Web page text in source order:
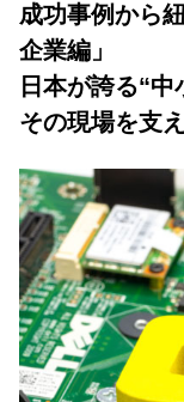
成功事例から
企業編」
日本が誇る“
その現場を支